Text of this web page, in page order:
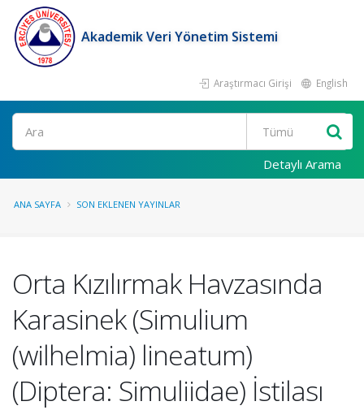
Akademik Veri Yönetim Sistemi
Araştırmacı Girişi English
Ara
Detaylı Arama
ANA SAYFA SON EKLENEN YAYINLAR
Orta Kızılırmak Havzasında
Karasinek (Simulium
(wilhelmia) lineatum)
(Diptera: Simuliidae) İstilası